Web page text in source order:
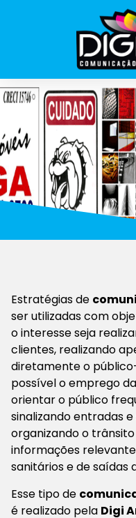
Estratégias de
ser utilizadas com
o interesse seja
clientes, realizando
diretamente o
possível o emprego
orientar o público
sinalizando entradas
organizando o
informações
sanitários e de saídas
Esse tipo de
é realizado pela Digi